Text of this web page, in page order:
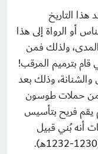
هذا التاريخ
أو الرواة إلى هذا
ولذلك فمن
بترميم المرقب!
والشنانة، وذلك بعد
عام 1230هـ أو 1232هـ زمن حملات طوسون
يقم فريح بتأسيس
أنه بُني قبيل